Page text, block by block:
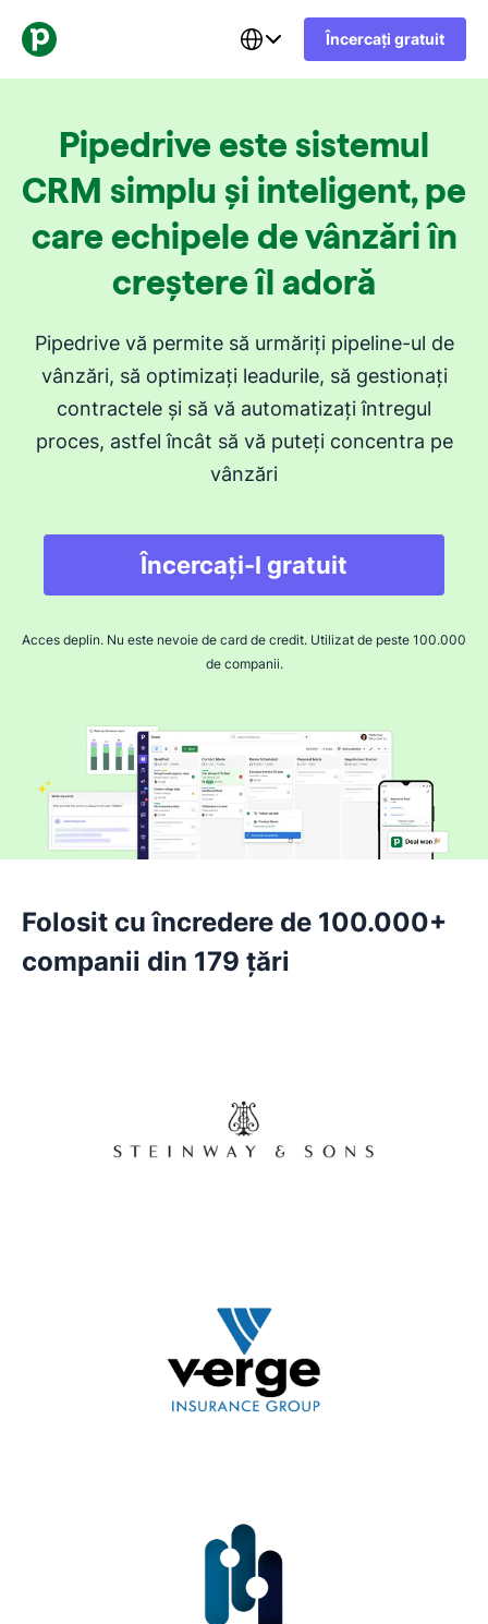
Încercați gratuit
Pipedrive este sistemul
CRM simplu și inteligent, pe
care echipele de vânzări în
creștere îl adoră
Pipedrive vă permite să urmăriți pipeline-ul de
vânzări, să optimizați leadurile, să gestionați
contractele și să vă automatizați întregul
proces, astfel încât să vă puteți concentra pe
vânzări
Încercați-l gratuit
Acces deplin. Nu este nevoie de card de credit. Utilizat de peste 100.000
de companii.
Folosit cu încredere de 100.000+
companii din 179 țări